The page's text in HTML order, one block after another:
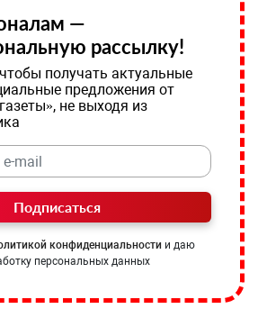
—
рассылку!
получать актуальные
предложения от
не выходя из
Подписаться
конфиденциальности и даю
персональных данных